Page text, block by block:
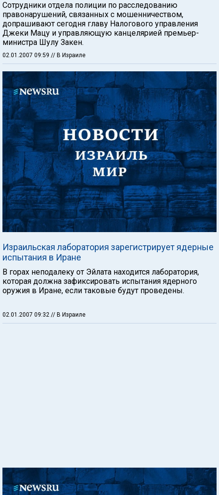
Сотрудники отдела полиции по расследованию
правонарушений, связанных с мошенничеством,
допрашивают сегодня главу Налогового управления
Джеки Мацу и управляющую канцелярией премьер-
министра Шулу Закен.
02.01.2007 09:59 // В Израиле
Израильская лаборатория зарегистрирует ядерные
испытания в Иране
В горах неподалеку от Эйлата находится лаборатория,
которая должна зафиксировать испытания ядерного
оружия в Иране, если таковые будут проведены.
02.01.2007 09:32 // В Израиле